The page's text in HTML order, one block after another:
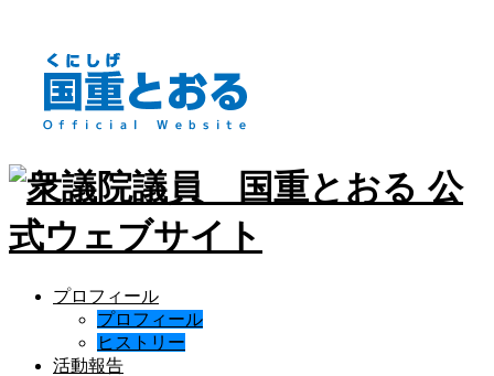
プロフィール
プロフィール
ヒストリー
活動報告